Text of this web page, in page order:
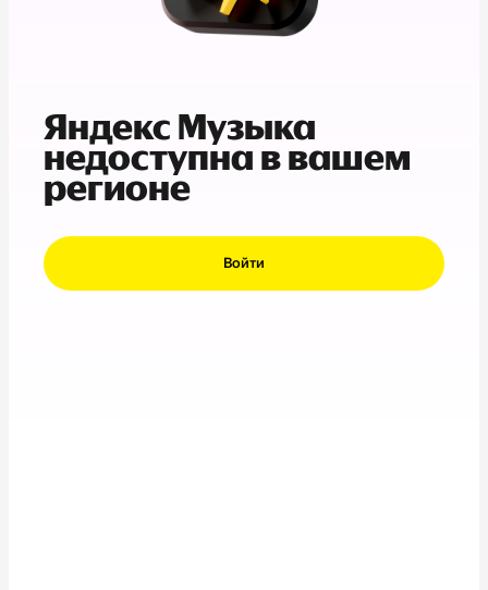
Яндекс Музыка
недоступна в вашем
регионе
Войти